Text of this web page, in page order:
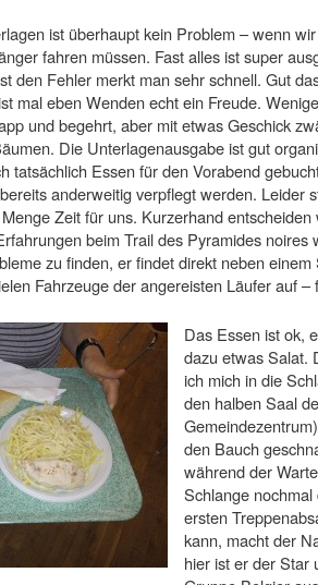
ist überhaupt kein Problem – wenn
fahren müssen. Fast alles ist super
den Fehler merkt man sehr schnell. Gut
mal eben Wenden echt ein Freude.
und begehrt, aber mit etwas Geschick
Die Unterlagenausgabe ist gut
tatsächlich Essen für den Vorabend
anderweitig verpflegt werden. Leider
Zeit für uns. Kurzerhand
beim Trail des Pyramides
zu finden, er findet direkt neben
Fahrzeuge der angereisten Läufer auf
Das Essen ist ok,
dazu etwas Salat.
ich mich in die
den halben Saal
den Bauch
während der
Schlange
ersten
kann, macht der
hier ist er der Star